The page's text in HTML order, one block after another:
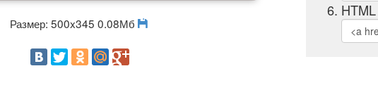
Размер: 500x345 0.08Мб